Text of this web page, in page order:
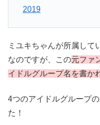
2019
ミユキちゃんが所属して
なのですが、この元ファ
イドルグループ名を書か
4つのアイドルグループ
た！